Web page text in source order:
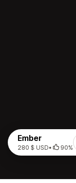
Ember
280 $ USD• 90%